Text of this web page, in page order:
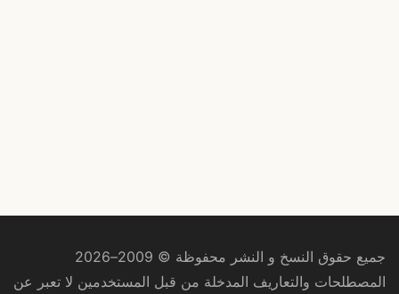
جميع حقوق النسخ و النشر محفوظة © 2009–2026
المصطلحات والتعاريف المدخلة من قبل المستخدمين لا تعبر عن